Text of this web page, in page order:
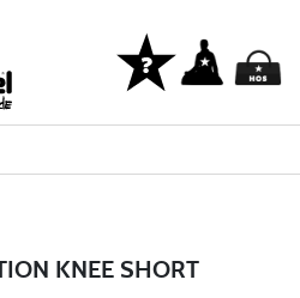
KNEE SHORT